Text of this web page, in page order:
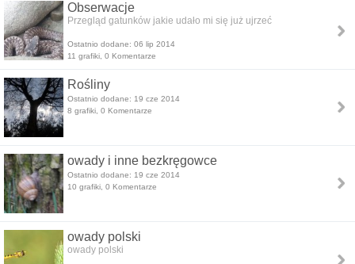
Obserwacje
Przegląd gatunków jakie udało mi się już ujrzeć
Ostatnio dodane: 06 lip 2014
11 grafiki, 0 Komentarze
Rośliny
Ostatnio dodane: 19 cze 2014
8 grafiki, 0 Komentarze
owady i inne bezkręgowce
Ostatnio dodane: 19 cze 2014
10 grafiki, 0 Komentarze
owady polski
owady polski